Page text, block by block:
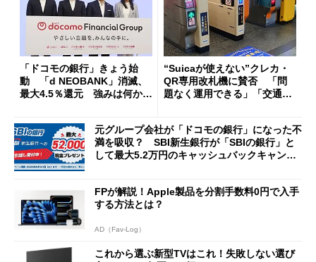
「ドコモの銀行」きょう始
動 「d NEOBANK」消滅、
最大4.5％還元 強みは何か解
“Suicaが使えない”クレカ・
QR専用改札機に賛否 「問
題なく運用できる」「交通系I
元グループ会社が「ドコモの銀行」になった不
満を吸収？ SBI新生銀行が「SBIの銀行」と
して最大5.2万円のキャッシュバックキャンペ
FPが解説！Apple製品を分割手数料0円で入手
する方法とは？
AD（Fav-Log）
これから選ぶ新型TVはこれ！失敗しない選び